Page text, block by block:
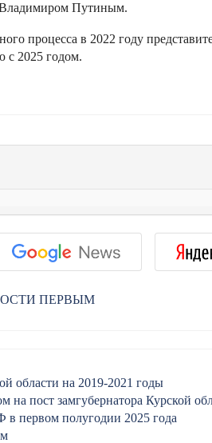
Владимиром Путиным.
процесса в 2022 году
с 2025 годом.
ПЕРВЫМ
области на 2019-2021 годы
на пост замгубернатора Курской
в первом полугодии 2025 года